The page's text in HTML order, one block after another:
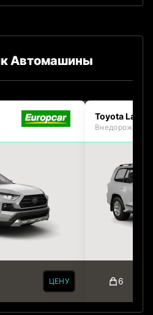
Автомашины
ЦЕНУ
Toyota Land
Внедорожник
6